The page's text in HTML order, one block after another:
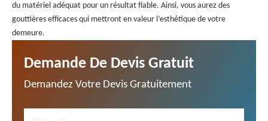
du matériel adéquat pour un résultat fiable. Ainsi, vous aurez des
gouttières efficaces qui mettront en valeur l’esthétique de votre
demeure.
Demande De Devis Gratuit
Demandez Votre Devis Gratuitement